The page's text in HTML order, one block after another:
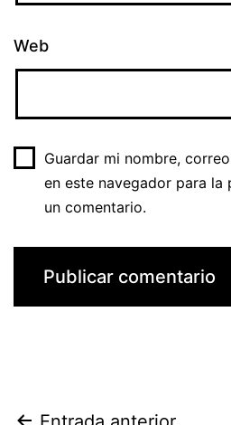
Web
Guardar mi nombre,
en este navegador para la
un comentario.